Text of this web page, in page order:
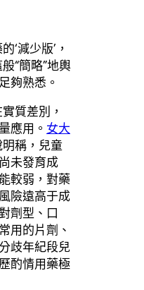
‘減少版’，
“簡略”地輿
夠熟悉。
質差別，
應用。 女大
稱，兒童
未發育成
較弱，對藥
險遠高于成
劑型、口
用的片劑、
歧年紀段兒
酌情用藥極